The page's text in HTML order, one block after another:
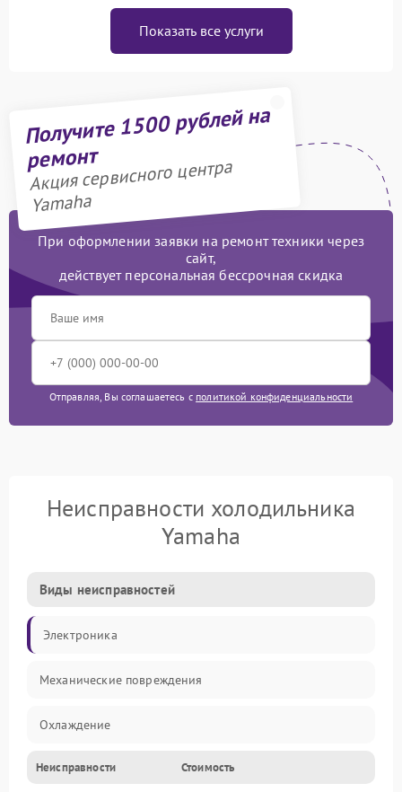
Показать все услуги
Получите 1500 рублей на
ремонт
Акция сервисного центра
Yamaha
При оформлении заявки на ремонт техники через
сайт,
действует персональная бессрочная скидка
Отправляя, Вы соглашаетесь с политикой конфиденциальности
Неисправности холодильника
Yamaha
Виды неисправностей
Электроника
Механические повреждения
Охлаждение
Механика
Неисправности Стоимость